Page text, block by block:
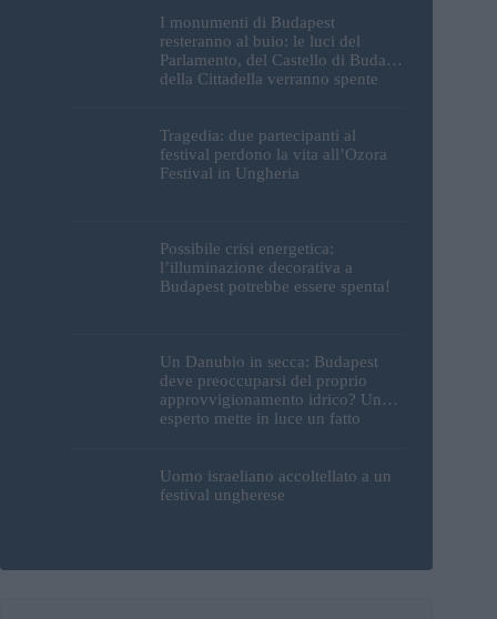
I monumenti di Budapest
resteranno al buio: le luci del
Parlamento, del Castello di Buda e
della Cittadella verranno spente
Tragedia: due partecipanti al
festival perdono la vita all’Ozora
Festival in Ungheria
Possibile crisi energetica:
l’illuminazione decorativa a
Budapest potrebbe essere spenta!
Un Danubio in secca: Budapest
deve preoccuparsi del proprio
approvvigionamento idrico? Un
esperto mette in luce un fatto
Uomo israeliano accoltellato a un
festival ungherese